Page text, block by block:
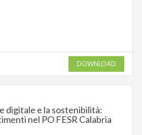
DOWNLOAD
digitale e la sostenibilità:
nel PO FESR Calabria